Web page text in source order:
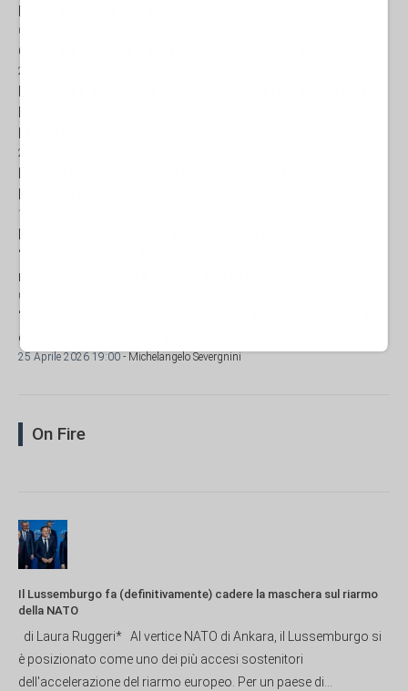
Dorsi e ridorsi della storia
06 Luglio 2026 08:00
Gaza: La Tregua è finita, andate in Guerra
29 Maggio 2026 18:00
PAMPHLET GAZA: L’ASSE SOROS-TURCHIA-IRAN E
LA GEOPOLITICA DELLE FLOTTIGLIE (di
Michelangelo Severgnini)
26 Maggio 2026 15:00
Ecco il piano israeliano per una nuova (imminente)
Nakba a Gaza
16 Maggio 2026 15:00
Nuove testimonianze esclusive da Gaza.
“Continueremo a far sentire la nostra voce anche se
nessuno ascolterà, tranne noi stessi”
01 Maggio 2026 11:00
“Scolasticidio” e “ospedalicidio”: Gaza abbandonata
e derubata dei fondi per la ricostruzione
25 Aprile 2026 19:00 - Michelangelo Severgnini
On Fire
Il Lussemburgo fa (definitivamente) cadere la maschera sul riarmo
della NATO
di Laura Ruggeri* Al vertice NATO di Ankara, il Lussemburgo si
è posizionato come uno dei più accesi sostenitori
dell'accelerazione del riarmo europeo. Per un paese di...